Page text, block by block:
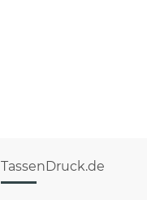
TassenDruck.de